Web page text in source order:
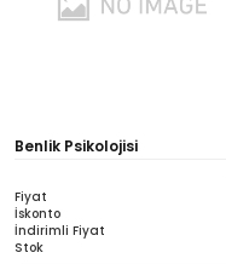
Benlik Psikolojisi
Fiyat
İskonto
İndirimli Fiyat
Stok